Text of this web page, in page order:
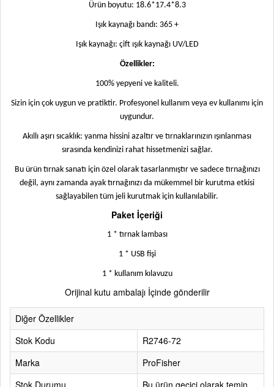
Ürün boyutu: 18.6*17.4*8.3
Işık kaynağı bandı: 365 +
Işık kaynağı: çift ışık kaynağı UV/LED
Özellikler:
100% yepyeni ve kaliteli.
Sizin için çok uygun ve pratiktir. Profesyonel kullanım veya ev kullanımı için
uygundur.
Akıllı aşırı sıcaklık: yanma hissini azaltır ve tırnaklarınızın ışınlanması
sırasında kendinizi rahat hissetmenizi sağlar.
Bu ürün tırnak sanatı için özel olarak tasarlanmıştır ve sadece tırnağınızı
değil, aynı zamanda ayak tırnağınızı da mükemmel bir kurutma etkisi
sağlayabilen tüm jeli kurutmak için kullanılabilir.
Paket İçeriği
1 * tırnak lambası
1 * USB fişi
1 * kullanım kılavuzu
Orijinal kutu ambalajı İçinde gönderilir
Diğer Özellikler
Stok Kodu
R2746-72
Marka
ProFisher
Stok Durumu
Bu ürün geçici olarak temin